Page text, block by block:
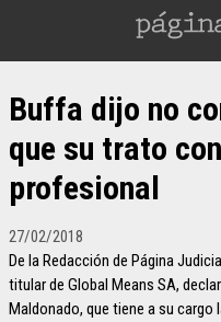
Buffa dijo no
que su trato
profesional
27/02/2018
De la Redacción de Página
titular de Global Means SA,
Maldonado, que tiene a su cargo